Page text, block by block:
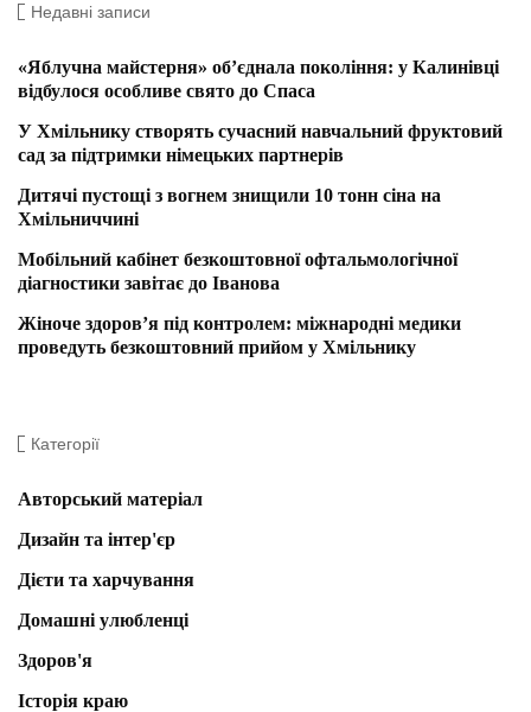
Недавні записи
«Яблучна майстерня» об’єднала покоління: у Калинівці
відбулося особливе свято до Спаса
У Хмільнику створять сучасний навчальний фруктовий
сад за підтримки німецьких партнерів
Дитячі пустощі з вогнем знищили 10 тонн сіна на
Хмільниччині
Мобільний кабінет безкоштовної офтальмологічної
діагностики завітає до Іванова
Жіноче здоров’я під контролем: міжнародні медики
проведуть безкоштовний прийом у Хмільнику
Категорії
Авторський матеріал
Дизайн та інтер'єр
Дієти та харчування
Домашні улюбленці
Здоров'я
Історія краю